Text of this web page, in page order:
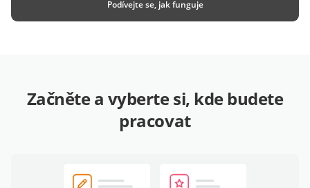
Podívejte se, jak funguje
Začněte a vyberte si, kde budete
pracovat